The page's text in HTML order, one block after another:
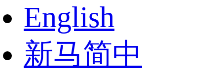
English
新马简中